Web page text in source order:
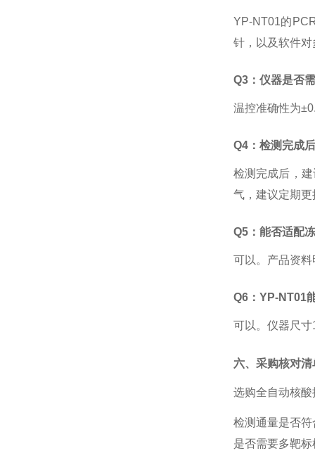
YP-NT01的
针，以及软件
Q3：仪器是否
温控准确性为
Q4：检测完成
检测完成后，
气，建议定期
Q5：能否适配
可以。产品资料
Q6：YP-NT01
可以。仪器尺寸
六、采购核对清
选购全自动核
检测通量是否
是否需要多靶